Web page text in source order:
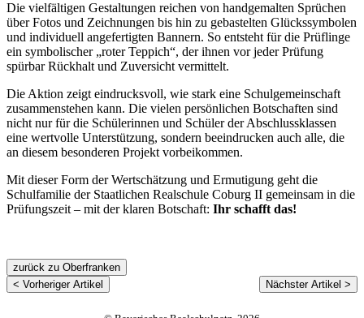
Die vielfältigen Gestaltungen reichen von handgemalten Sprüchen
über Fotos und Zeichnungen bis hin zu gebastelten Glückssymbolen
und individuell angefertigten Bannern. So entsteht für die Prüflinge
ein symbolischer „roter Teppich“, der ihnen vor jeder Prüfung
spürbar Rückhalt und Zuversicht vermittelt.
Die Aktion zeigt eindrucksvoll, wie stark eine Schulgemeinschaft
zusammenstehen kann. Die vielen persönlichen Botschaften sind
nicht nur für die Schülerinnen und Schüler der Abschlussklassen
eine wertvolle Unterstützung, sondern beeindrucken auch alle, die
an diesem besonderen Projekt vorbeikommen.
Mit dieser Form der Wertschätzung und Ermutigung geht die
Schulfamilie der Staatlichen Realschule Coburg II gemeinsam in die
Prüfungszeit – mit der klaren Botschaft: Ihr schafft das!
zurück zu Oberfranken
< Vorheriger Artikel
Nächster Artikel >